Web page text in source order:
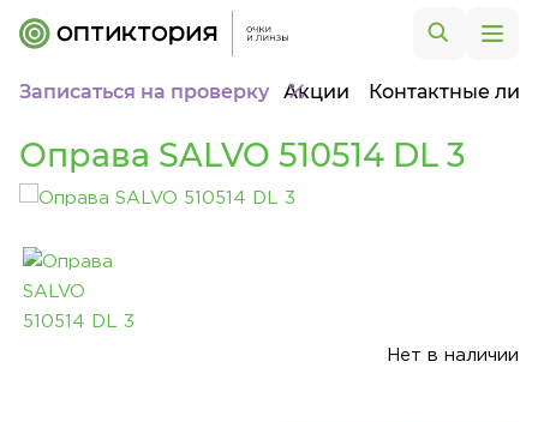
Записаться на проверку Акции Контактные
Оправа SALVO 510514 DL 3
Нет в наличии